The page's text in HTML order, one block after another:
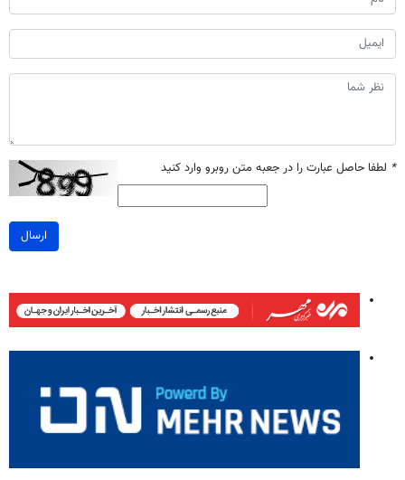
* لطفا حاصل عبارت را در جعبه متن روبرو وارد کنید
ارسال